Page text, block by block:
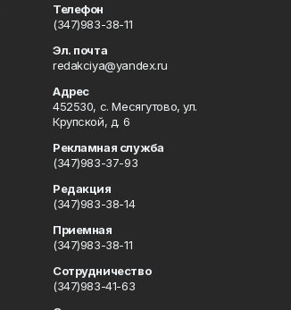
Телефон
(347)983-38-11
Эл. почта
redakciya@yandex.ru
Адрес
452530, с. Месягутово, ул.
Крупской, д. 6
Рекламная служба
(347)983-37-93
Редакция
(347)983-38-14
Приемная
(347)983-38-11
Сотрудничество
(347)983-41-63